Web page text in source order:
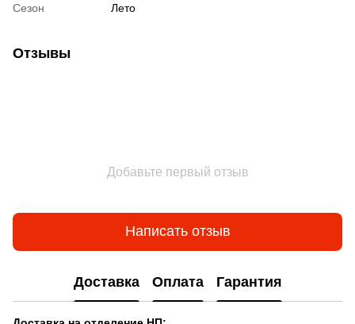
Сезон
Лето
Отзывы
Добавьте первый отзыв
Написать отзыв
Доставка Оплата Гарантия